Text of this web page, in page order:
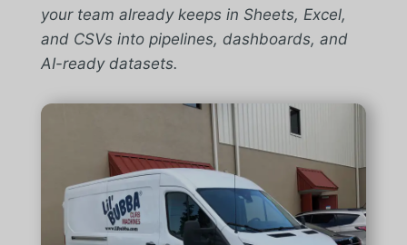
your team already keeps in Sheets, Excel,
and CSVs into pipelines, dashboards, and
AI-ready datasets.